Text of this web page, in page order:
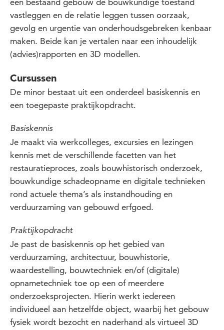
een bestaand gebouw de bouwkundige toestand
vastleggen en de relatie leggen tussen oorzaak,
gevolg en urgentie van onderhoudsgebreken kenbaar
maken. Beide kan je vertalen naar een inhoudelijk
(advies)rapporten en 3D modellen.
Cursussen
De minor bestaat uit een onderdeel basiskennis en
een toegepaste praktijkopdracht.
Basiskennis
Je maakt via werkcolleges, excursies en lezingen
kennis met de verschillende facetten van het
restauratieproces, zoals bouwhistorisch onderzoek,
bouwkundige schadeopname en digitale technieken
rond actuele thema’s als instandhouding en
verduurzaming van gebouwd erfgoed.
Praktijkopdracht
Je past de basiskennis op het gebied van
verduurzaming, architectuur, bouwhistorie,
waardestelling, bouwtechniek en/of (digitale)
opnametechniek toe op een of meerdere
onderzoeksprojecten. Hierin werkt iedereen
individueel aan hetzelfde object, waarbij het gebouw
fysiek wordt bezocht en naderhand als virtueel 3D